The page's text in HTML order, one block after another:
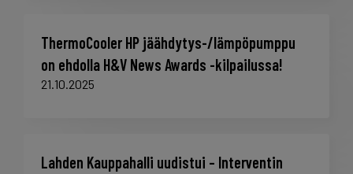
ThermoCooler HP jäähdytys-/lämpöpumppu
on ehdolla H&V News Awards -kilpailussa!
21.10.2025
Lahden Kauppahalli uudistui – Interventin